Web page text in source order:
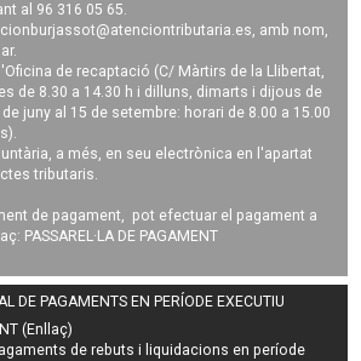
al 96 316 05 65.
, amb nom,
de recaptació (C/ Màrtirs de la Llibertat,
de 8.30 a 14.30 h i dilluns, dimarts i dijous de
juny al 15 de setembre: horari de 8.00 a 15.00
a més, en seu electrònica en l'apartat
tributaris.
de pagament, pot efectuar el pagament a
PASSAREL·LA DE PAGAMENT
DE PAGAMENTS EN PERÍODE EXECUTIU
(Enllaç)
derebuts i liquidacions en període